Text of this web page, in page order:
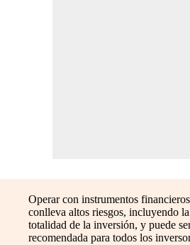
Operar con instrumentos
conlleva altos riesgos, incluyendo
totalidad de la inversión, y puede
recomendada para todos los